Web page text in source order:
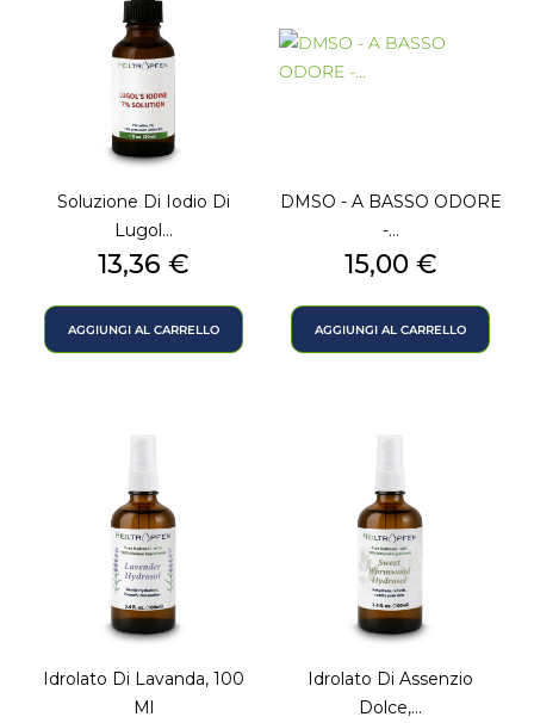
Soluzione Di Iodio Di
Lugol...
Prezzo
13,36 €
AGGIUNGI AL CARRELLO
DMSO - A BASSO ODORE
-...
Prezzo
15,00 €
AGGIUNGI AL CARRELLO
Idrolato Di Lavanda, 100
Ml
Idrolato Di Assenzio
Dolce,...